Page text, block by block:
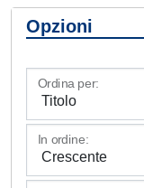
Opzioni
Ordina per:
In ordine: